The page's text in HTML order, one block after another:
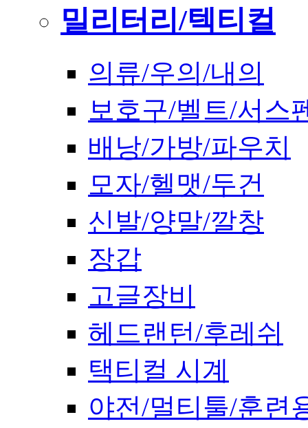
밀리터리/텍티컬
의류/우의/내의
보호구/벨트/서스
배낭/가방/파우치
모자/헬맷/두건
신발/양말/깔창
장갑
고글장비
헤드랜턴/후레쉬
택티컬 시계
야전/멀티툴/훈련